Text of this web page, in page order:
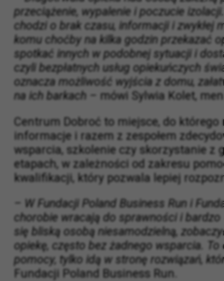
–Długotrwała opieka nad osobą
przeciążenie, wypalenie i poczucie
chodzi o brak czasu, informacji i zwykłej
komu choćby na kilka godzin przekazać
spotkać innych w podobnej sytuacji i
czyli bezpłatnych usług opiekuńczych
na ich barkach –mówi Sylwia Kolet,
Centrum Dobroć to miejsce, do
informacje i razem z zespołem
wsparcia, szkolenie czy skorzystanie
kwalifikacji, który pozwala lepiej
– W Fundacji Poland Business Run i
chorobie wracają do sprawności i
się bliską osobą niesamodzielną,
opiekę, często bez żadnego wsparcia.